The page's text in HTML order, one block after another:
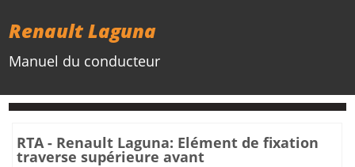
Renault Laguna
Manuel du conducteur
RTA - Renault Laguna: Elément de fixation
traverse supérieure avant